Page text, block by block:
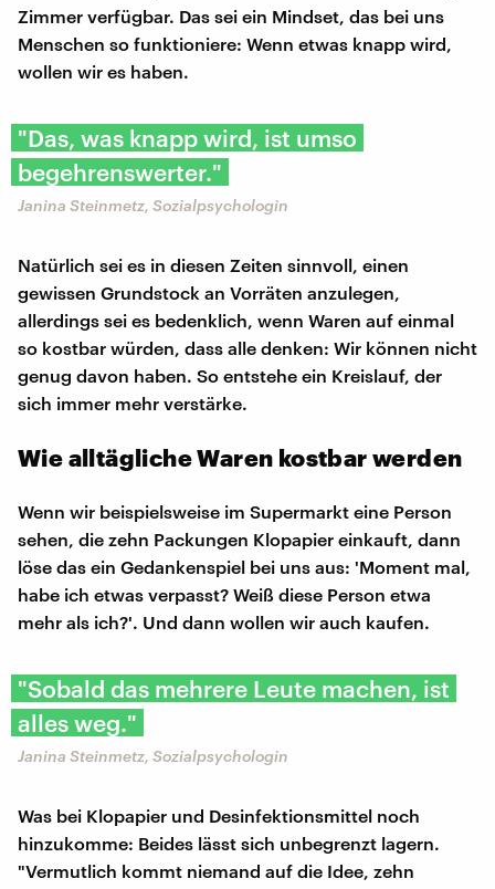
Zimmer verfügbar. Das sei ein Mindset, das bei uns
Menschen so funktioniere: Wenn etwas knapp wird,
wollen wir es haben.
"Das, was knapp wird, ist umso
begehrenswerter."
Janina Steinmetz, Sozialpsychologin
Natürlich sei es in diesen Zeiten sinnvoll, einen
gewissen Grundstock an Vorräten anzulegen,
allerdings sei es bedenklich, wenn Waren auf einmal
so kostbar würden, dass alle denken: Wir können nicht
genug davon haben. So entstehe ein Kreislauf, der
sich immer mehr verstärke.
Wie alltägliche Waren kostbar werden
Wenn wir beispielsweise im Supermarkt eine Person
sehen, die zehn Packungen Klopapier einkauft, dann
löse das ein Gedankenspiel bei uns aus: 'Moment mal,
habe ich etwas verpasst? Weiß diese Person etwa
mehr als ich?'. Und dann wollen wir auch kaufen.
"Sobald das mehrere Leute machen, ist
alles weg."
Janina Steinmetz, Sozialpsychologin
Was bei Klopapier und Desinfektionsmittel noch
hinzukomme: Beides lässt sich unbegrenzt lagern.
"Vermutlich kommt niemand auf die Idee, zehn